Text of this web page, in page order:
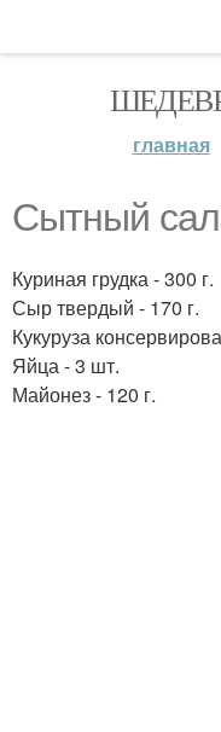
главная
Сытный
Куриная грудка - 300 г.
Сыр твердый - 170 г.
Кукуруза
Яйца - 3 шт.
Майонез - 120 г.